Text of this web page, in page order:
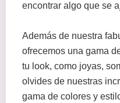
encontrar algo que se
Además de nuestra
ofrecemos una gama
tu look, como joyas,
olvides de nuestras
gama de colores y